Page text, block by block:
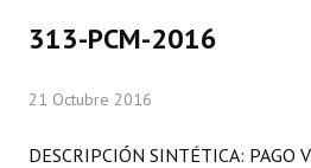
Comisiones Permanentes
Comisiones Especiales
Concejales Mandato Cumplido
313-PCM-2016
21 Octubre 2016
DESCRIPCIÓN SINTÉTICA: PAGO